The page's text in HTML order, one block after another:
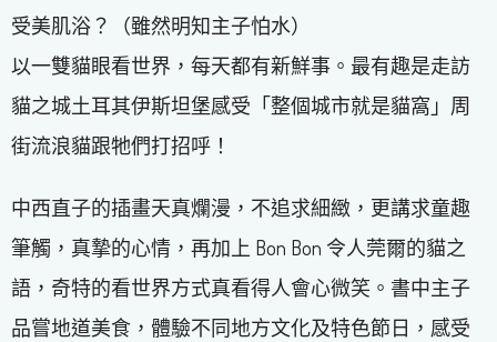
受美肌浴？（雖然明知主子怕水）
以一雙貓眼看世界，每天都有新鮮事。最有趣是走訪
貓之城土耳其伊斯坦堡感受「整個城市就是貓窩」周
街流浪貓跟牠們打招呼！
中西直子的插畫天真爛漫，不追求細緻，更講求童趣
筆觸，真摯的心情，再加上 Bon Bon 令人莞爾的貓之
語，奇特的看世界方式真看得人會心微笑。書中主子
品嘗地道美食，體驗不同地方文化及特色節日，感受